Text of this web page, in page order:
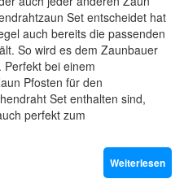
Set entscheidet hat
auch bereits die passenden
So wird es dem Zaunbauer
bei einem
Pfosten für den
Set enthalten sind,
perfekt zum
Weiterlesen